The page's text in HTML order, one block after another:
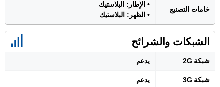
خامات التصنيع
• الإطار: البلاستيك
• الظهر: البلاستيك
الشبكات والشرائح
شبكة 2G يدعم
شبكة 3G يدعم